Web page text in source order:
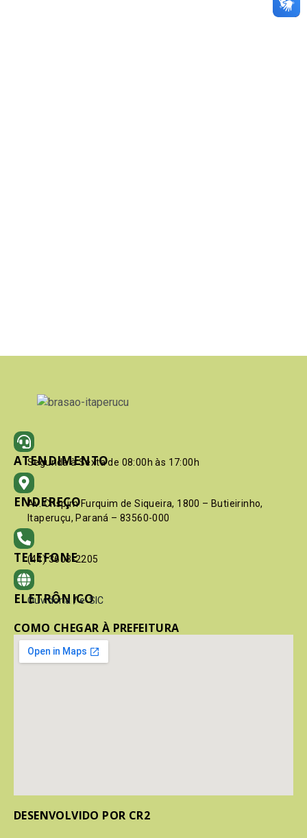
ATENDIMENTO
Segunda à Sexta de 08:00h às 17:00h
ENDEREÇO
Av. Crispim Furquim de Siqueira, 1800 – Butieirinho,
Itaperuçu, Paraná – 83560-000
TELEFONE
(41) 3603-2205
ELETRÔNICO
Ouvidoria / e-SIC
COMO CHEGAR À PREFEITURA
DESENVOLVIDO POR CR2